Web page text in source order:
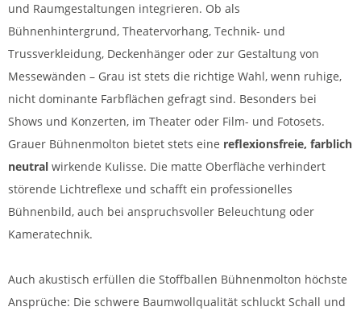
und Raumgestaltungen integrieren. Ob als
Bühnenhintergrund, Theatervorhang, Technik- und
Trussverkleidung, Deckenhänger oder zur Gestaltung von
Messewänden – Grau ist stets die richtige Wahl, wenn ruhige,
nicht dominante Farbflächen gefragt sind. Besonders bei
Shows und Konzerten, im Theater oder Film- und Fotosets.
Grauer Bühnenmolton bietet stets eine reflexionsfreie, farblich
neutral wirkende Kulisse. Die matte Oberfläche verhindert
störende Lichtreflexe und schafft ein professionelles
Bühnenbild, auch bei anspruchsvoller Beleuchtung oder
Kameratechnik.
Auch akustisch erfüllen die Stoffballen Bühnenmolton höchste
Ansprüche: Die schwere Baumwollqualität schluckt Schall und